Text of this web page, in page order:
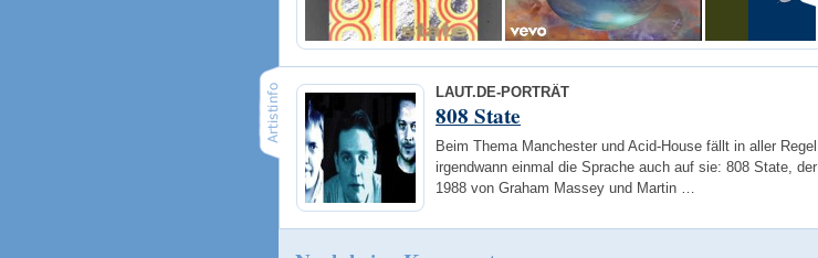
LAUT.DE-PORTRÄT
808 State
Beim Thema Manchester und Acid-House fällt in aller Regel
irgendwann einmal die Sprache auch auf sie: 808 State, der
1988 von Graham Massey und Martin …